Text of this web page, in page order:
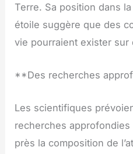
Terre. Sa position dans
étoile suggère que des
vie pourraient exister sur
**Des recherches
Les scientifiques
recherches
près la composition de